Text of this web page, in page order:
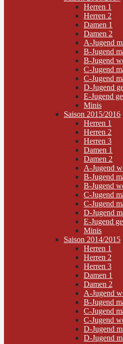
Herren 1
Herren 2
Damen 1
Damen 2
A-Jugend
B-Jugend
B-Jugend
C-Jugend
C-Jugend
D-Jugend
E-Jugend
Minis
Saison 2015/2016
Herren 1
Herren 2
Herren 3
Damen 1
Damen 2
A-Jugend
B-Jugend
B-Jugend
C-Jugend
C-Jugend
D-Jugend
E-Jugend
Minis
Saison 2014/2015
Herren 1
Herren 2
Herren 3
Damen 1
Damen 2
A-Jugend
B-Jugend
C-Jugend
C-Jugend
D-Jugend
D-Jugend